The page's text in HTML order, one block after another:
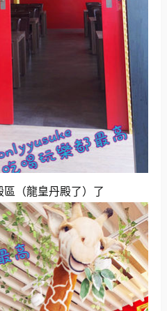
（龍皇丹殿了）了